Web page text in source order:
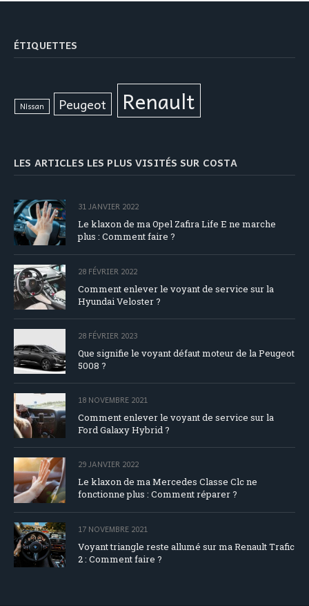
ÉTIQUETTES
Nissan Peugeot Renault
LES ARTICLES LES PLUS VISITÉS SUR COSTA
31 JANVIER 2022
Le klaxon de ma Opel Zafira Life E ne marche
plus : Comment faire ?
28 FÉVRIER 2022
Comment enlever le voyant de service sur la
Hyundai Veloster ?
28 FÉVRIER 2023
Que signifie le voyant défaut moteur de la Peugeot
5008 ?
18 NOVEMBRE 2021
Comment enlever le voyant de service sur la
Ford Galaxy Hybrid ?
29 JANVIER 2022
Le klaxon de ma Mercedes Classe Clc ne
fonctionne plus : Comment réparer ?
17 NOVEMBRE 2021
Voyant triangle reste allumé sur ma Renault Trafic
2 : Comment faire ?